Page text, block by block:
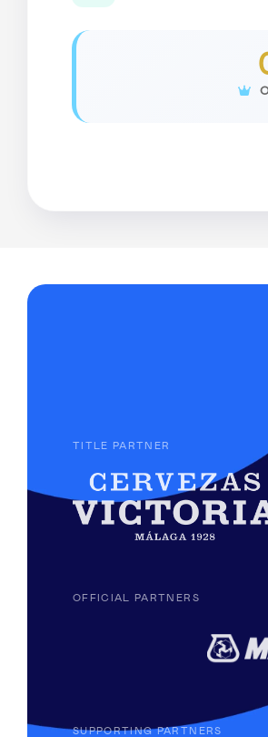
TITLE PARTNER
OFFICIAL PARTNERS
SUPPORTING PARTNERS